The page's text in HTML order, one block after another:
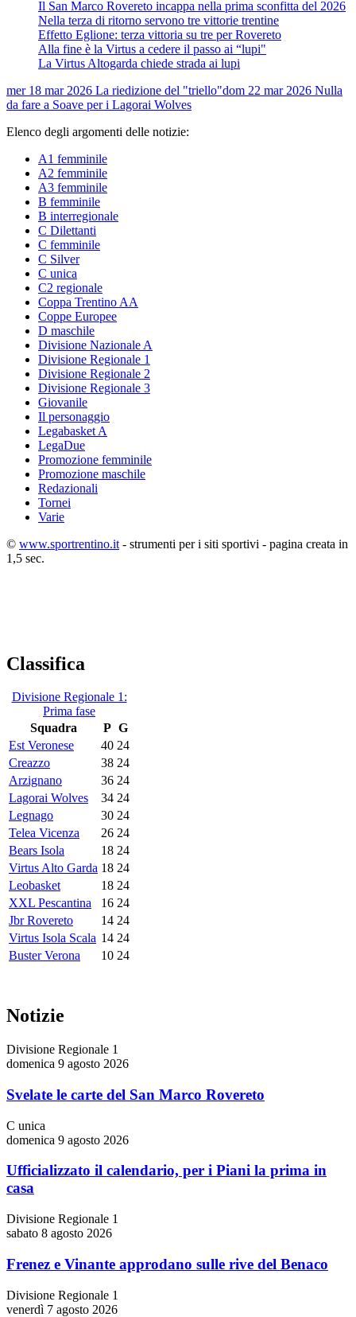
Il San Marco Rovereto incappa nella prima sconfitta del 2026
Nella terza di ritorno servono tre vittorie trentine
Effetto Eglione: terza vittoria su tre per Rovereto
Alla fine è la Virtus a cedere il passo ai “lupi"
La Virtus Altogarda chiede strada ai lupi
mer 18 mar 2026 La riedizione del "triello"dom 22 mar 2026 Nulla
da fare a Soave per i Lagorai Wolves
Elenco degli argomenti delle notizie:
A1 femminile
A2 femminile
A3 femminile
B femminile
B interregionale
C Dilettanti
C femminile
C Silver
C unica
C2 regionale
Coppa Trentino AA
Coppe Europee
D maschile
Divisione Nazionale A
Divisione Regionale 1
Divisione Regionale 2
Divisione Regionale 3
Giovanile
Il personaggio
Legabasket A
LegaDue
Promozione femminile
Promozione maschile
Redazionali
Tornei
Varie
© www.sportrentino.it - strumenti per i siti sportivi - pagina creata in
1,5 sec.
Classifica
Divisione Regionale 1:
Prima fase
Squadra
P G
Est Veronese
40 24
Creazzo
38 24
Arzignano
36 24
Lagorai Wolves
34 24
Legnago
30 24
Telea Vicenza
26 24
Bears Isola
18 24
Virtus Alto Garda 18 24
Leobasket
18 24
XXL Pescantina
16 24
Jbr Rovereto
14 24
Virtus Isola Scala 14 24
Buster Verona
10 24
Notizie
Divisione Regionale 1
domenica 9 agosto 2026
Svelate le carte del San Marco Rovereto
C unica
domenica 9 agosto 2026
Ufficializzato il calendario, per i Piani la prima in
casa
Divisione Regionale 1
sabato 8 agosto 2026
Frenez e Vinante approdano sulle rive del Benaco
Divisione Regionale 1
venerdì 7 agosto 2026